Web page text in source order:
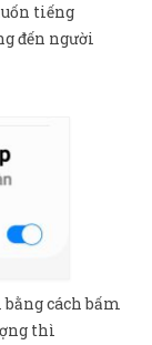
tiếng
đến người
cách bấm
thì